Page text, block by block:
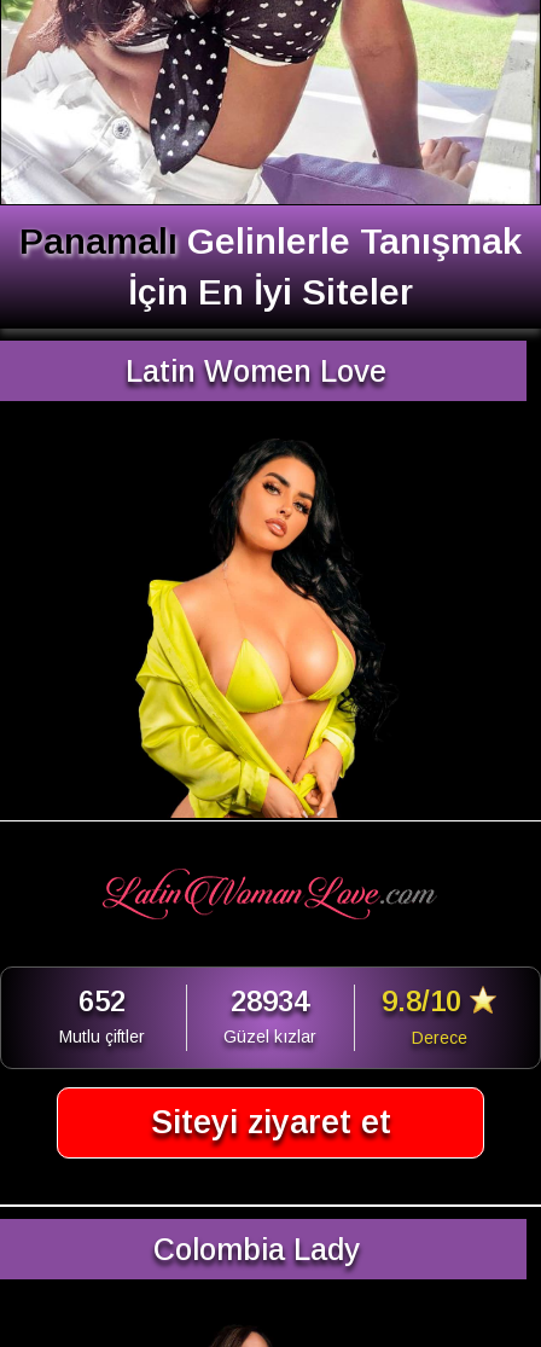
PanamalıGelinlerle Tanışmak
İçin En İyi Siteler
Latin Women Love
652
Mutlu çiftler
28934
Güzel kızlar
9.8/10
Derece
Siteyi ziyaret et
Colombia Lady